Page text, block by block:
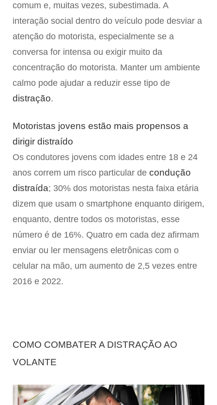
comum e, muitas vezes, subestimada. A
interação social dentro do veículo pode desviar a
atenção do motorista, especialmente se a
conversa for intensa ou exigir muito da
concentração do motorista. Manter um ambiente
calmo pode ajudar a reduzir esse tipo de
distração.
Motoristas jovens estão mais propensos a
dirigir distraído
Os condutores jovens com idades entre 18 e 24
anos correm um risco particular de condução
distraída; 30% dos motoristas nesta faixa etária
dizem que usam o smartphone enquanto dirigem,
enquanto, dentre todos os motoristas, esse
número é de 16%. Quatro em cada dez afirmam
enviar ou ler mensagens eletrônicas com o
celular na mão, um aumento de 2,5 vezes entre
2016 e 2022.
COMO COMBATER A DISTRAÇÃO AO
VOLANTE